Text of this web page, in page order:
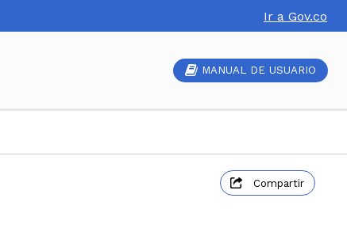
Ir a Gov.co
MANUAL DE USUARIO
Compartir